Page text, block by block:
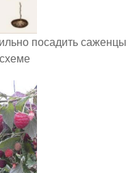
посадить саженцы